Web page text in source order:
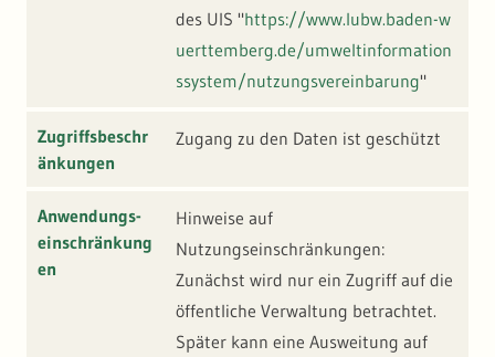
des UIS "https://www.lubw.baden-w
uerttemberg.de/umweltinformation
ssystem/nutzungsvereinbarung"
Zugriffsbeschr
änkungen
Zugang zu den Daten ist geschützt
Anwendungs-
einschränkung
en
Hinweise auf
Nutzungseinschränkungen:
Zunächst wird nur ein Zugriff auf die
öffentliche Verwaltung betrachtet.
Später kann eine Ausweitung auf